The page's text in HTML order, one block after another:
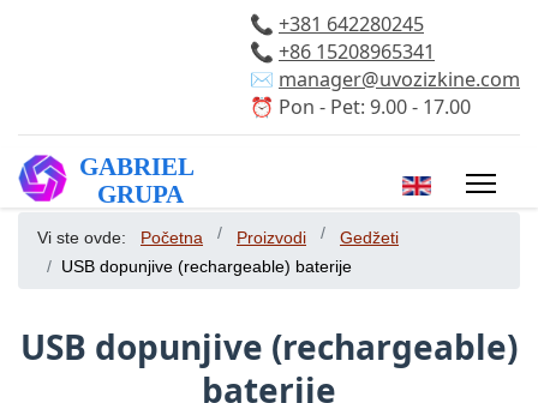
📞 +381 642280245
📞 +86 15208965341
✉️ manager@uvozizkine.com
⏰ Pon - Pet: 9.00 - 17.00
Izaberite vaš
Vi ste ovde: Početna Proizvodi
Gedžeti
USB dopunjive (rechargeable) baterije
USB dopunjive (rechargeable)
baterije